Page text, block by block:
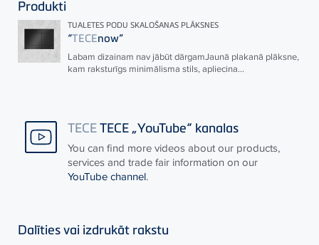
Produkti
TUALETES PODU SKALOŠANAS PLĀKSNES
“TECEnow”
Labam dizainam nav jābūt dārgamJaunā plakanā plāksne,
kam raksturīgs minimālisma stils, apliecina...
TECETECE „YouTube“ kanalas
You can find more videos about our products,
services and trade fair information on our
YouTube channel.
Dalīties vai izdrukāt rakstu